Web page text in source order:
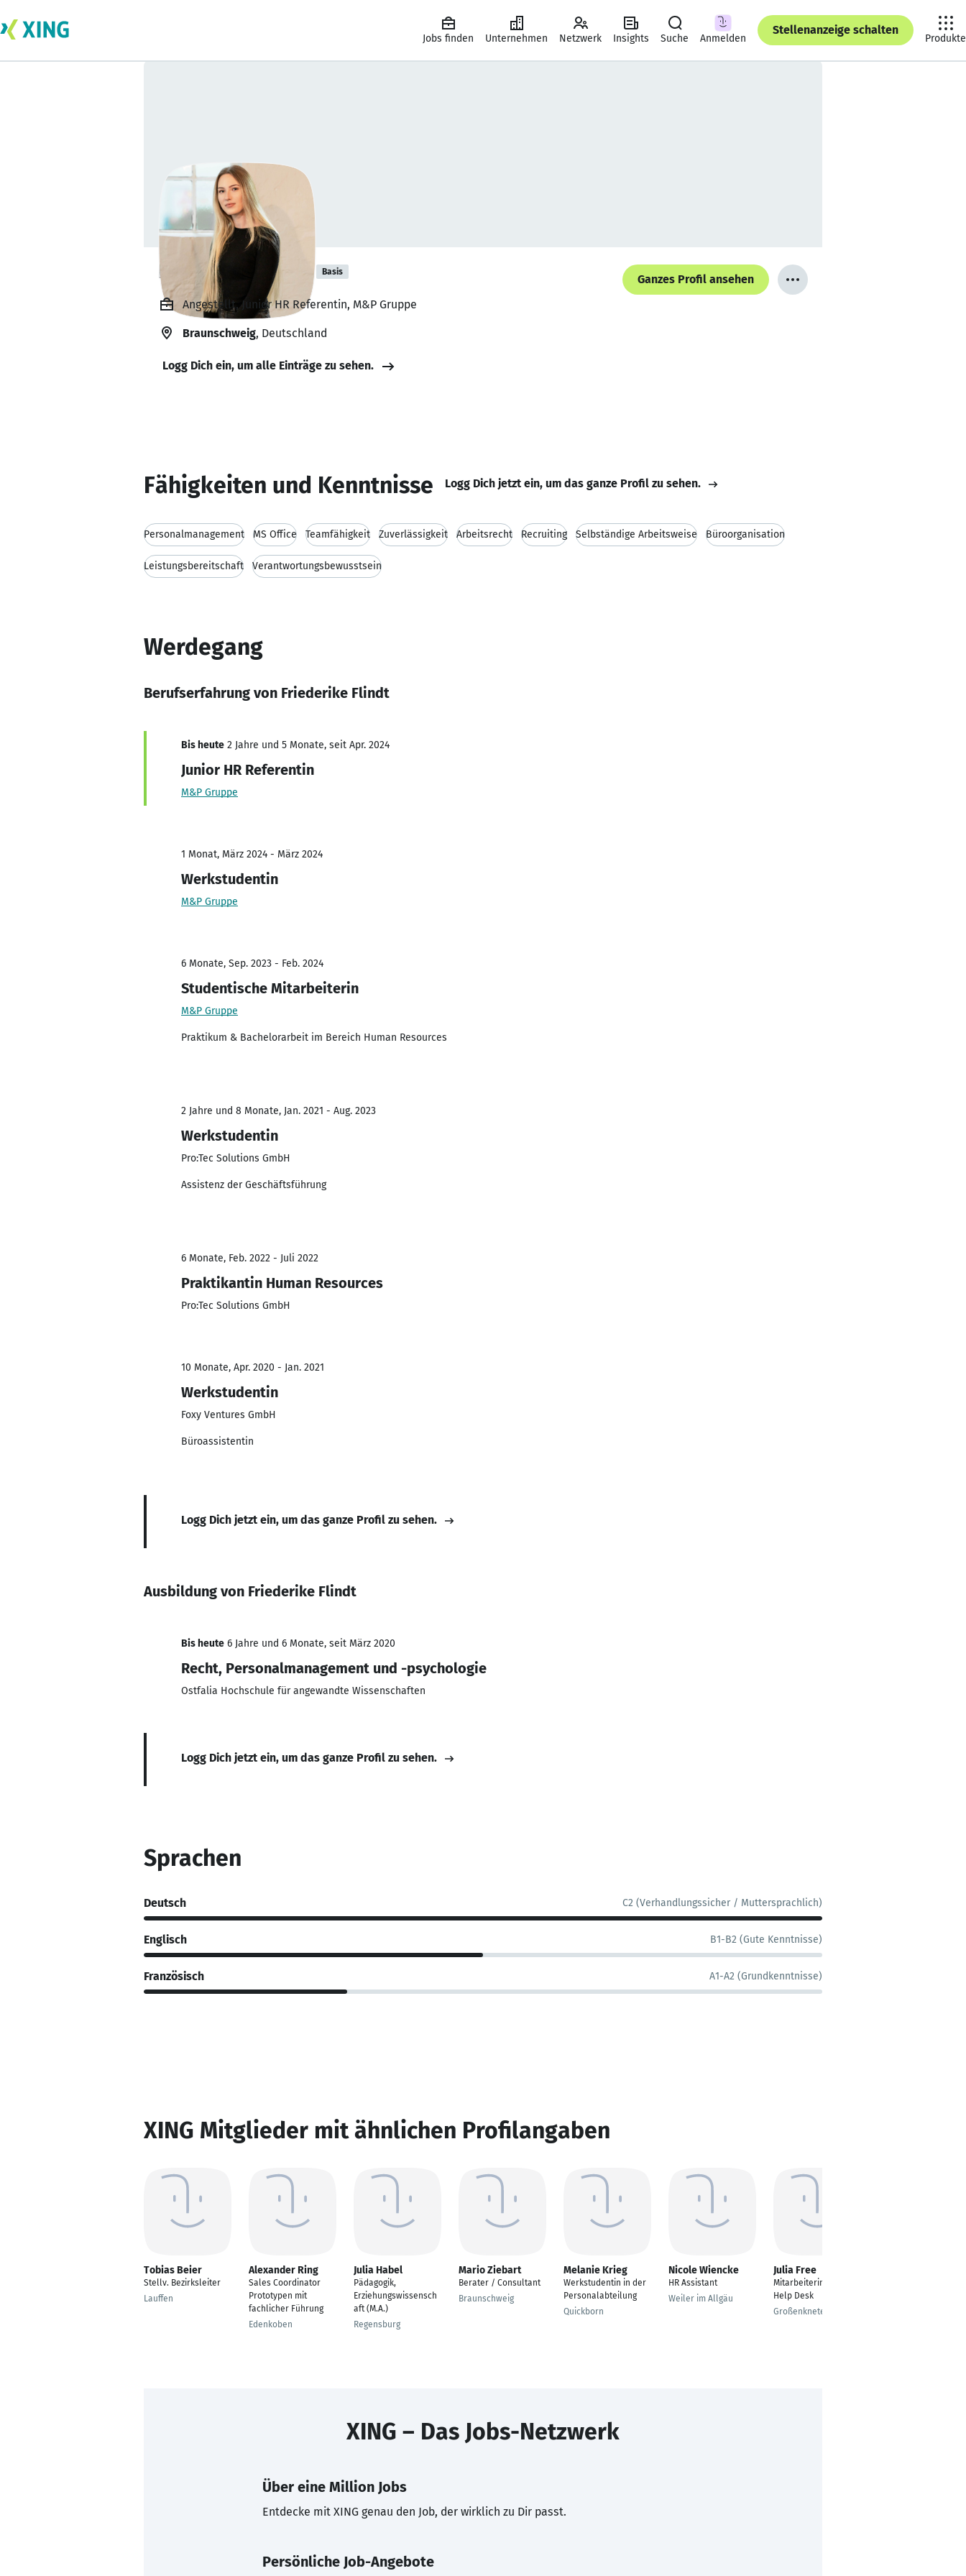
Jobs finden Unternehmen Netzwerk Insights Suche Anmelden
Stellenanzeige schalten
Produkte
Friederike Flindt Basis
Ganzes Profil ansehen
Angestellt, Junior HR Referentin, M&P Gruppe
Braunschweig, Deutschland
Logg Dich ein, um alle Einträge zu sehen.
Fähigkeiten und Kenntnisse Logg Dich jetzt ein, um das ganze Profil zu sehen.
Personalmanagement MS Office Teamfähigkeit Zuverlässigkeit Arbeitsrecht Recruiting Selbständige Arbeitsweise Büroorganisation
Leistungsbereitschaft Verantwortungsbewusstsein
Werdegang
Berufserfahrung von Friederike Flindt
Bis heute 2 Jahre und 5 Monate, seit Apr. 2024
Junior HR Referentin
M&P Gruppe
1 Monat, März 2024 - März 2024
Werkstudentin
M&P Gruppe
6 Monate, Sep. 2023 - Feb. 2024
Studentische Mitarbeiterin
M&P Gruppe
Praktikum & Bachelorarbeit im Bereich Human Resources
2 Jahre und 8 Monate, Jan. 2021 - Aug. 2023
Werkstudentin
Pro:Tec Solutions GmbH
Assistenz der Geschäftsführung
6 Monate, Feb. 2022 - Juli 2022
Praktikantin Human Resources
Pro:Tec Solutions GmbH
10 Monate, Apr. 2020 - Jan. 2021
Werkstudentin
Foxy Ventures GmbH
Büroassistentin
Logg Dich jetzt ein, um das ganze Profil zu sehen.
Ausbildung von Friederike Flindt
Bis heute 6 Jahre und 6 Monate, seit März 2020
Recht, Personalmanagement und -psychologie
Ostfalia Hochschule für angewandte Wissenschaften
Logg Dich jetzt ein, um das ganze Profil zu sehen.
Sprachen
Deutsch C2 (Verhandlungssicher / Muttersprachlich)
Englisch B1-B2 (Gute Kenntnisse)
Französisch A1-A2 (Grundkenntnisse)
XING Mitglieder mit ähnlichen Profilangaben
Tobias Beier
Stellv. Bezirksleiter
Lauffen
Alexander Ring
Sales Coordinator
Prototypen mit
fachlicher Führung
Edenkoben
Julia Habel
Pädagogik,
Erziehungswissensch
aft (M.A.)
Regensburg
Mario Ziebart
Berater / Consultant
Braunschweig
Melanie Krieg
Werkstudentin in der
Personalabteilung
Quickborn
Nicole Wiencke
HR Assistant
Weiler im Allgäu
Julia Free
Mitarbeiterin User
Help Desk
Großenkneten
XING – Das Jobs-Netzwerk
Über eine Million Jobs
Entdecke mit XING genau den Job, der wirklich zu Dir passt.
Persönliche Job-Angebote